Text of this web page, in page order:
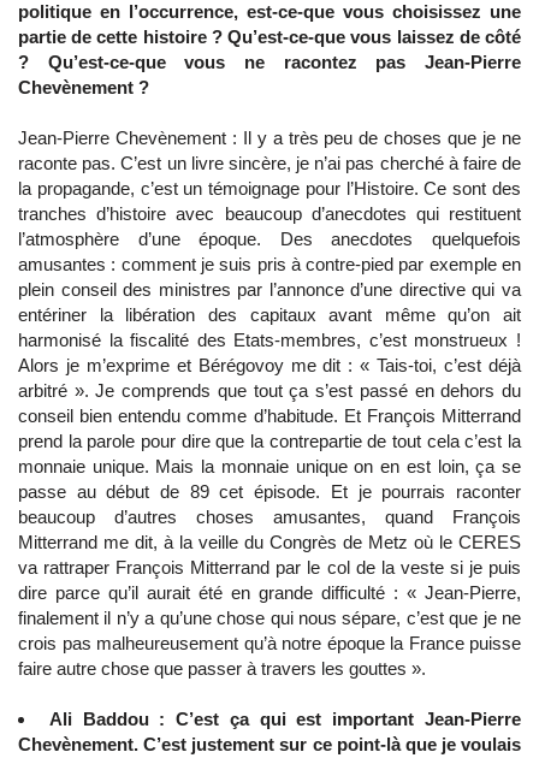
politique en l’occurrence, est-ce-que vous choisissez une
partie de cette histoire ? Qu’est-ce-que vous laissez de côté
? Qu’est-ce-que vous ne racontez pas Jean-Pierre
Chevènement ?
Jean-Pierre Chevènement : Il y a très peu de choses que je ne
raconte pas. C’est un livre sincère, je n’ai pas cherché à faire de
la propagande, c’est un témoignage pour l’Histoire. Ce sont des
tranches d’histoire avec beaucoup d’anecdotes qui restituent
l’atmosphère d’une époque. Des anecdotes quelquefois
amusantes : comment je suis pris à contre-pied par exemple en
plein conseil des ministres par l’annonce d’une directive qui va
entériner la libération des capitaux avant même qu’on ait
harmonisé la fiscalité des Etats-membres, c’est monstrueux !
Alors je m’exprime et Bérégovoy me dit : « Tais-toi, c’est déjà
arbitré ». Je comprends que tout ça s’est passé en dehors du
conseil bien entendu comme d’habitude. Et François Mitterrand
prend la parole pour dire que la contrepartie de tout cela c’est la
monnaie unique. Mais la monnaie unique on en est loin, ça se
passe au début de 89 cet épisode. Et je pourrais raconter
beaucoup d’autres choses amusantes, quand François
Mitterrand me dit, à la veille du Congrès de Metz où le CERES
va rattraper François Mitterrand par le col de la veste si je puis
dire parce qu’il aurait été en grande difficulté : « Jean-Pierre,
finalement il n’y a qu’une chose qui nous sépare, c’est que je ne
crois pas malheureusement qu’à notre époque la France puisse
faire autre chose que passer à travers les gouttes ».
Ali Baddou : C’est ça qui est important Jean-Pierre
Chevènement. C’est justement sur ce point-là que je voulais